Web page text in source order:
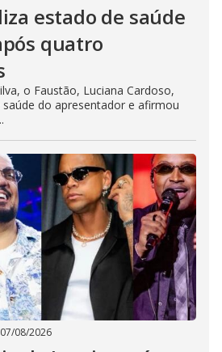
estado de saúde
quatro
o Faustão, Luciana Cardoso,
do apresentador e afirmou
07/08/2026